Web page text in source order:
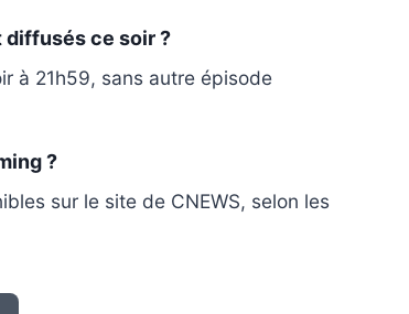
diffusés ce soir ?
à 21h59, sans autre épisode
?
sur le site de CNEWS, selon les